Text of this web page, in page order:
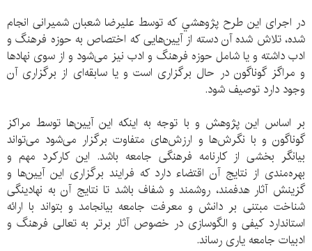
در اجرای اين طرح پژوهشي كه توسط علیرضا شعبان شمیرانی انجام
شده، تلاش شده آن دسته از آیین‌هایی که اختصاص به حوزه فرهنگ و
ادب داشته و یا شامل حوزه فرهنگ و ادب نیز می‌شود و از سوی نهادها
و مراگز گوناگون در حال برگزاری است و یا سابقه‌ای از برگزاری آن
وجود دارد توصیف شود.
بر اساس این پژوهش و با توجه به اینکه این آیین‌ها توسط مراکز
گوناگون و با نگرش‌ها و ارزش‌های متفاوت برگزار می‌شود می‌تواند
بیانگر بخشی از کارنامه فرهنگی جامعه باشد. این کارکرد مهم و
بهره‌مندی از نتایج آن اقتضاء دارد که فرایند برگزاری این آیین‌ها و
گزینش آثار هدفمند، روشمند و شفاف باشد تا نتایج آن به نهادینگی
شناخت مبتنی بر دانش و معرفت جامعه بیانجامد و بتواند با ارائه
استاندارد کیفی و الگوسازی در خصوص آثار برتر به تعالی فرهنگ و
ادبیات جامعه یاری رساند.